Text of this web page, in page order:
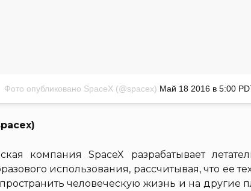
Фото опубликовано SpaceX (@spacex) Май 18 2016 в 5:00
компания SpaceX разрабатывает
использования, рассчитывая, что ее
человеческую жизнь и на другие